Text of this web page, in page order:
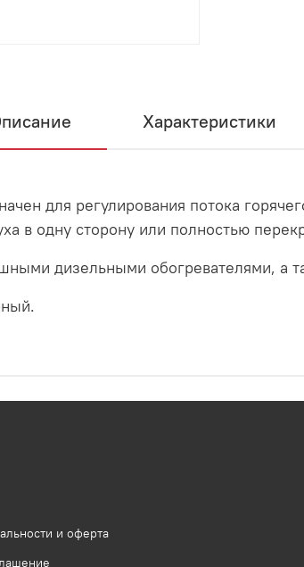
Характеристики
для регулирования потока
в одну сторону или полностью
дизельными обогревателями, а
и оферта